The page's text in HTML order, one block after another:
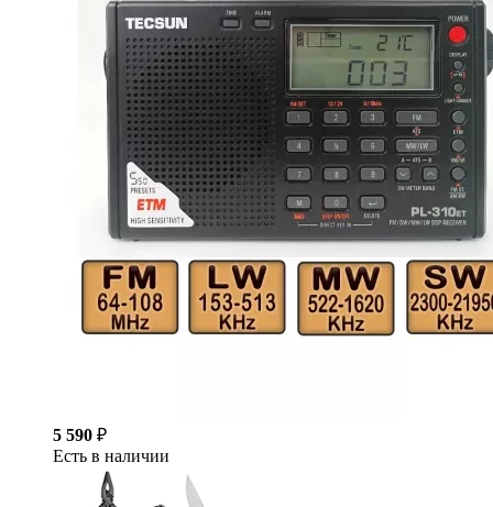
5 590 ₽
Есть в наличии